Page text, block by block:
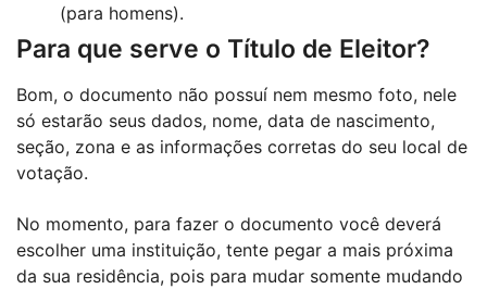
(para homens).
Para que serve o Título de Eleitor?
Bom, o documento não possuí nem mesmo foto, nele
só estarão seus dados, nome, data de nascimento,
seção, zona e as informações corretas do seu local de
votação.
No momento, para fazer o documento você deverá
escolher uma instituição, tente pegar a mais próxima
da sua residência, pois para mudar somente mudando